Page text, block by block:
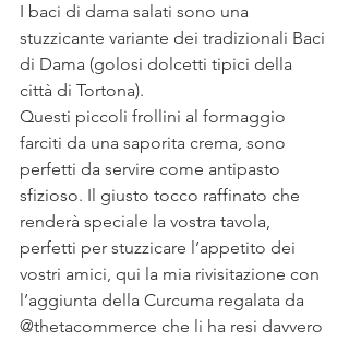
I baci di dama salati sono una
stuzzicante variante dei tradizionali Baci
di Dama (golosi dolcetti tipici della
città di Tortona).
Questi piccoli frollini al formaggio
farciti da una saporita crema, sono
perfetti da servire come antipasto
sfizioso. Il giusto tocco raffinato che
renderà speciale la vostra tavola,
perfetti per stuzzicare l’appetito dei
vostri amici, qui la mia rivisitazione con
l’aggiunta della Curcuma regalata da
@thetacommerce che li ha resi davvero